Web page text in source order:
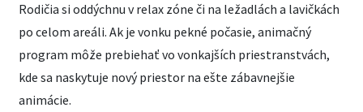
Rodičia si oddýchnu v relax zóne či na ležadlách a lavičkách
po celom areáli. Ak je vonku pekné počasie, animačný
program môže prebiehať vo vonkajších priestranstvách,
kde sa naskytuje nový priestor na ešte zábavnejšie
animácie.